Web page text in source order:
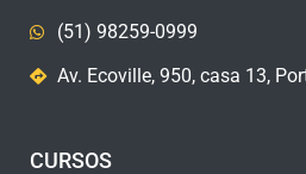
(51) 98259-0999
Av. Ecoville, 950, casa 13,
CURSOS